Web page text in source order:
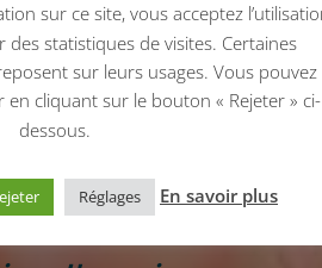
sur ce site, vous acceptez
des statistiques de visites. Certaines
sur leurs usages. Vous pouvez
cliquant sur le bouton « Rejeter » ci-
dessous.
Réglages En savoir plus